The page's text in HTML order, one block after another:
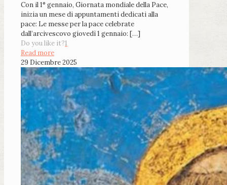
Con il 1° gennaio, Giornata mondiale della Pace,
inizia un mese di appuntamenti dedicati alla
pace: Le messe per la pace celebrate
dall’arcivescovo giovedì 1 gennaio: […]
Do you like it?1
Read more
29 Dicembre 2025